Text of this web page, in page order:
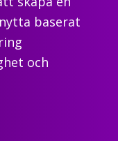
baserat
och